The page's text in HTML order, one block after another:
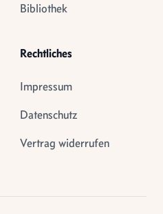
Bibliothek
Rechtliches
Impressum
Datenschutz
Vertrag widerrufen